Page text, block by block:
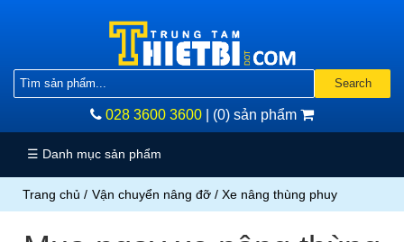
Search
028 3600 3600 (0) sản phẩm
Vật
liệu
mài
Dụng
cầm
tay
☰ Danh mục sản phẩm
Trang chủ / Vận chuyển nâng đỡ / Xe nâng thùng phuy